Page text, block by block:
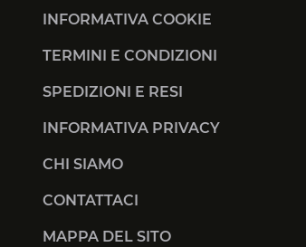
INFORMATIVA COOKIE
TERMINI E CONDIZIONI
SPEDIZIONI E RESI
INFORMATIVA PRIVACY
CHI SIAMO
CONTATTACI
MAPPA DEL SITO